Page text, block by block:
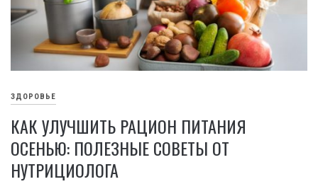
ЗДОРОВЬЕ
КАК УЛУЧШИТЬ РАЦИОН ПИТАНИЯ
ОСЕНЬЮ: ПОЛЕЗНЫЕ СОВЕТЫ ОТ
НУТРИЦИОЛОГА